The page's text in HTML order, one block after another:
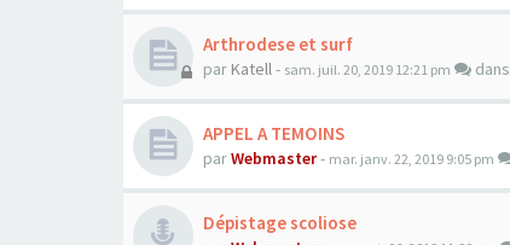
Arthrodese et surf
par Katell- sam. juil. 20, 2019 12:21 pm dans
APPEL A TEMOINS
parWebmaster- mar. janv. 22, 2019 9:05 pm
Dépistage scoliose